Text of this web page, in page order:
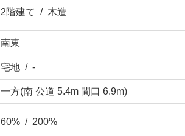
2階建て / 木造
南東
宅地 / -
一方(南 公道 5.4m 間口 6.9m)
60% / 200%